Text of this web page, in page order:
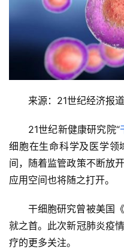
来源：21世纪经济报道
21世纪新健康研究院“
细胞在生命科学及医学领
间，随着监管政策不断放
应用空间也将随之打开。
干细胞研究曾被美国
就之首。此次新冠肺炎疫
疗的更多关注。